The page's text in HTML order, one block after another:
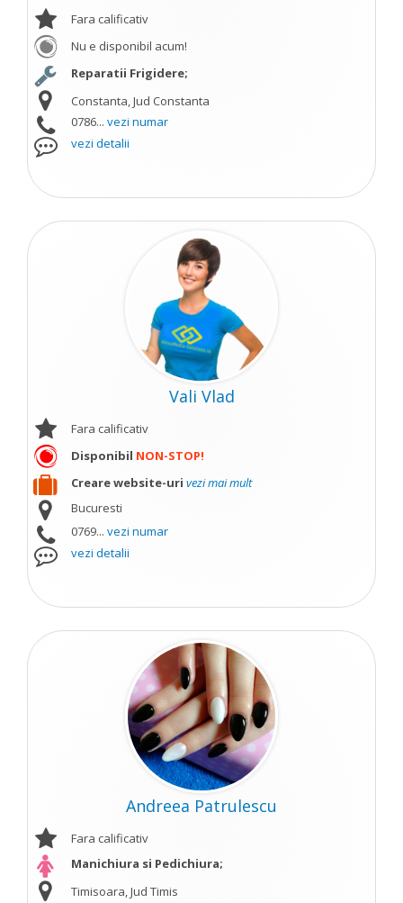
Fara calificativ
Nu e disponibil acum!
Reparatii Frigidere;
Constanta, Jud Constanta
0786... vezi numar
vezi detalii
Vali Vlad
Fara calificativ
Disponibil NON-STOP!
Creare website-uri vezi mai mult
Bucuresti
0769... vezi numar
vezi detalii
Andreea Patrulescu
Fara calificativ
Manichiura si Pedichiura;
Timisoara, Jud Timis